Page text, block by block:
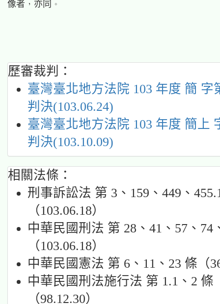
歷審裁判：
臺灣臺北地方法院 103 年度 簡 字
判決(103.06.24)
臺灣臺北地方法院 103 年度 簡上
判決(103.10.09)
相關法條：
刑事訴訟法 第 3、159、449、
（103.06.18）
中華民國刑法 第 28、41、57、74
（103.06.18）
中華民國憲法 第 6、11、23 條（
中華民國刑法施行法 第 1.1、2 條
（98.12.30）